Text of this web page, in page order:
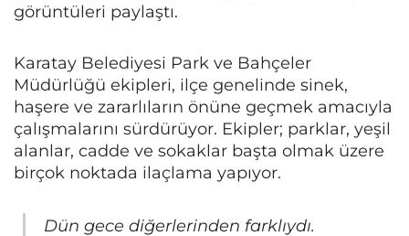
görüntüleri paylaştı.
Karatay Belediyesi Park ve Bahçeler
Müdürlüğü ekipleri, ilçe genelinde sinek,
haşere ve zararlıların önüne geçmek amacıyla
çalışmalarını sürdürüyor. Ekipler; parklar, yeşil
alanlar, cadde ve sokaklar başta olmak üzere
birçok noktada ilaçlama yapıyor.
Dün gece diğerlerinden farklıydı.